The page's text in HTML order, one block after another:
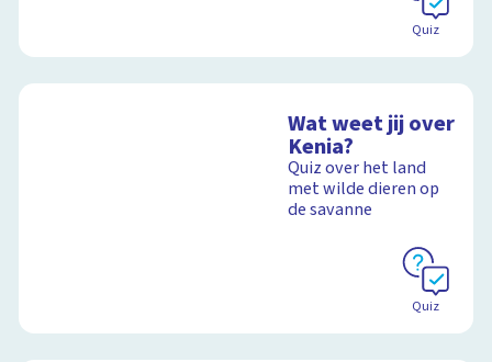
Quiz
Wat weet jij over
Kenia?
Quiz over het land
met wilde dieren op
de savanne
Quiz